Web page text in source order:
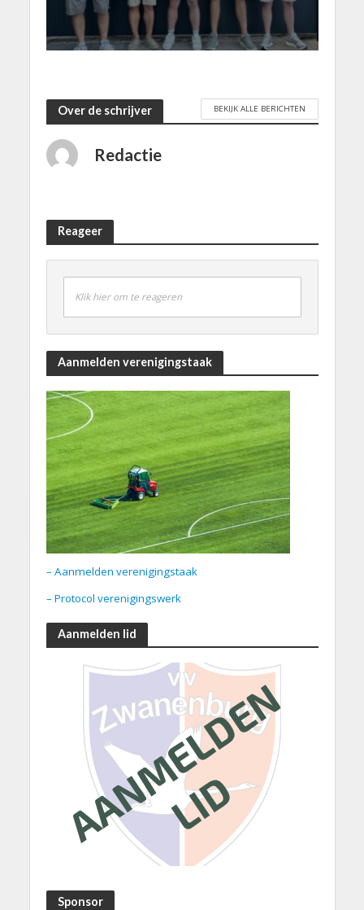
Over de schrijver BEKIJK ALLE BERICHTEN
Redactie
Reageer
Klik hier om te reageren
Aanmelden verenigingstaak
– Aanmelden verenigingstaak
– Protocol verenigingswerk
Aanmelden lid
Sponsor